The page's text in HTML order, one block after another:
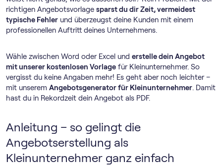
richtigen Angebotsvorlage sparst du dir Zeit, vermeidest
typische Fehler und überzeugst deine Kunden mit einem
professionellen Auftritt deines Unternehmens.
Wähle zwischen Word oder Excel und erstelle dein Angebot
mit unserer kostenlosen Vorlage für Kleinunternehmer. So
vergisst du keine Angaben mehr! Es geht aber noch leichter –
mit unserem Angebotsgenerator für Kleinunternehmer. Damit
hast du in Rekordzeit dein Angebot als PDF.
Anleitung – so gelingt die
Angebotserstellung als
Kleinunternehmer ganz einfach